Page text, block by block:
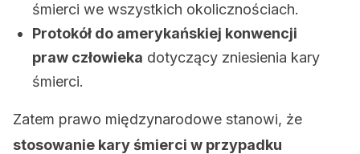
śmierci we wszystkich okolicznościach.
Protokół do amerykańskiej konwencji
praw człowieka dotyczący zniesienia kary
śmierci.
Zatem prawo międzynarodowe stanowi, że
stosowanie kary śmierci w przypadku